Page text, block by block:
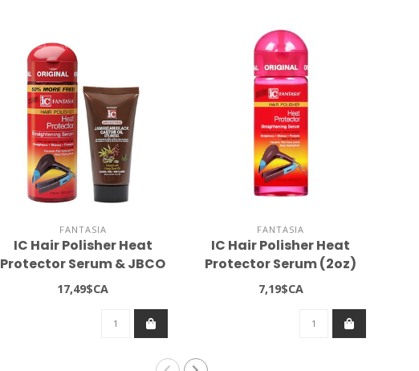
FANTASIA
IC Hair Polisher Heat
Protector Serum & JBCO
Gel (2oz)
17,49$CA
FANTASIA
IC Hair Polisher Heat
Protector Serum (2oz)
7,19$CA